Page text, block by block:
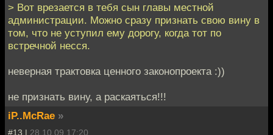
> Вот врезается в тебя сын главы местной
администрации. Можно сразу признать свою вину в
том, что не уступил ему дорогу, когда тот по
встречной несся.
неверная трактовка ценного законопроекта :))
не признать вину, а раскаяться!!!
iP..McRae »
#13 | 28.10.09 17:20